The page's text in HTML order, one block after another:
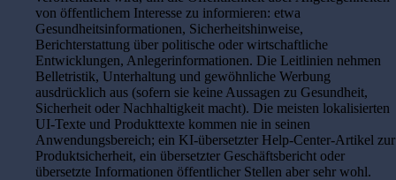
von öffentlichem Interesse zu informieren: etwa
Gesundheitsinformationen, Sicherheitshinweise,
Berichterstattung über politische oder wirtschaftliche
Entwicklungen, Anlegerinformationen. Die Leitlinien nehmen
Belletristik, Unterhaltung und gewöhnliche Werbung
ausdrücklich aus (sofern sie keine Aussagen zu Gesundheit,
Sicherheit oder Nachhaltigkeit macht). Die meisten lokalisierten
UI-Texte und Produkttexte kommen nie in seinen
Anwendungsbereich; ein KI-übersetzter Help-Center-Artikel zur
Produktsicherheit, ein übersetzter Geschäftsbericht oder
übersetzte Informationen öffentlicher Stellen aber sehr wohl.